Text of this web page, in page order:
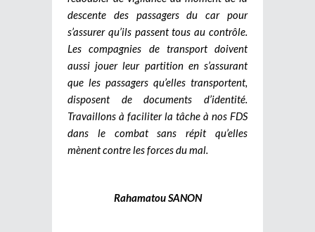
descente des passagers du car pour
s’assurer qu’ils passent tous au contrôle.
Les compagnies de transport doivent
aussi jouer leur partition en s’assurant
que les passagers qu’elles transportent,
disposent de documents d’identité.
Travaillons à faciliter la tâche à nos FDS
dans le combat sans répit qu’elles
mènent contre les forces du mal.
Rahamatou SANON